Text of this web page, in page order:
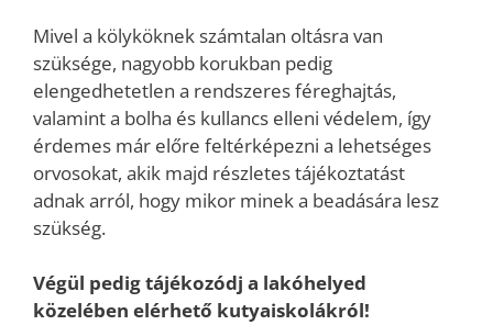
Mivel a kölyköknek számtalan oltásra van
szüksége, nagyobb korukban pedig
elengedhetetlen a rendszeres féreghajtás,
valamint a bolha és kullancs elleni védelem, így
érdemes már előre feltérképezni a lehetséges
orvosokat, akik majd részletes tájékoztatást
adnak arról, hogy mikor minek a beadására lesz
szükség.
Végül pedig tájékozódj a lakóhelyed
közelében elérhető kutyaiskolákról!